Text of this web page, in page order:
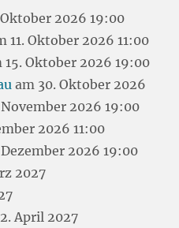
2026 19:00
11. Oktober 2026 11:00
15. Oktober 2026 19:00
am 30. Oktober 2026
2026 19:00
2026 11:00
2026 19:00
2027
April 2027